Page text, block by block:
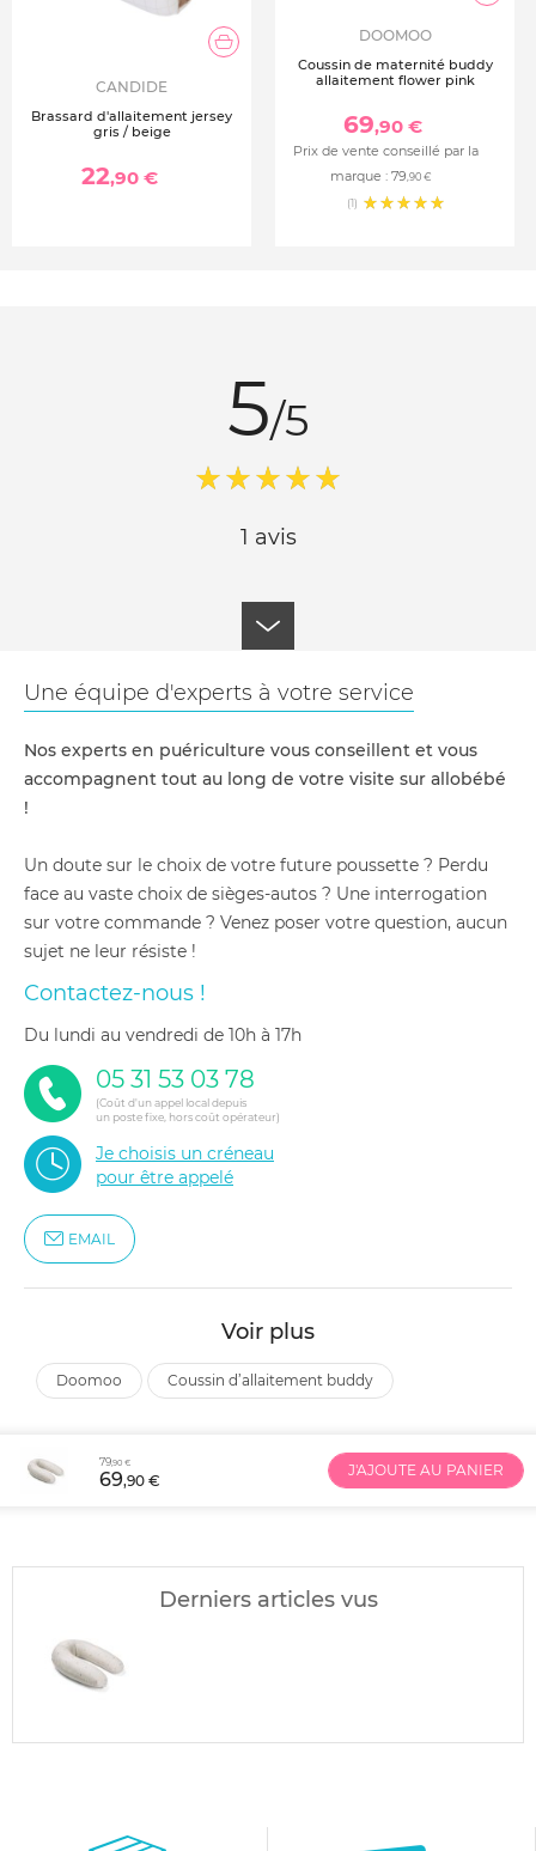
CANDIDE
Brassard d'allaitement jersey
gris / beige
22,90 €
DOOMOO
Coussin de maternité buddy
allaitement flower pink
69,90 €
Prix de vente conseillé par la
marque : 79,90 €
(1)
5/5
1 avis
Une équipe d'experts à votre service
Nos experts en puériculture vous conseillent et vous
accompagnent tout au long de votre visite sur allobébé
!
Un doute sur le choix de votre future poussette ? Perdu
face au vaste choix de sièges-autos ? Une interrogation
sur votre commande ? Venez poser votre question, aucun
sujet ne leur résiste !
Contactez-nous !
du lundi au vendredi de 10h à 17h
05 31 53 03 78
(Coût d'un appel local depuis
un poste fixe, hors coût opérateur)
Je choisis un créneau
pour être appelé
EMAIL
Voir plus
doomoo coussin d’allaitement buddy
79,90 €
69,90 €
J'AJOUTE AU PANIER
Derniers articles vus